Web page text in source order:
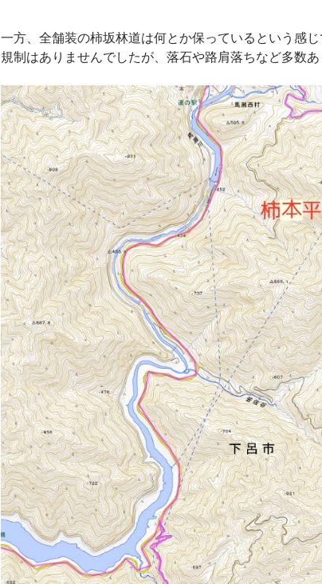
一方、全舗装の柿坂林道は何とか保っているという感じ
規制はありませんでしたが、落石や路肩落ちなど多数